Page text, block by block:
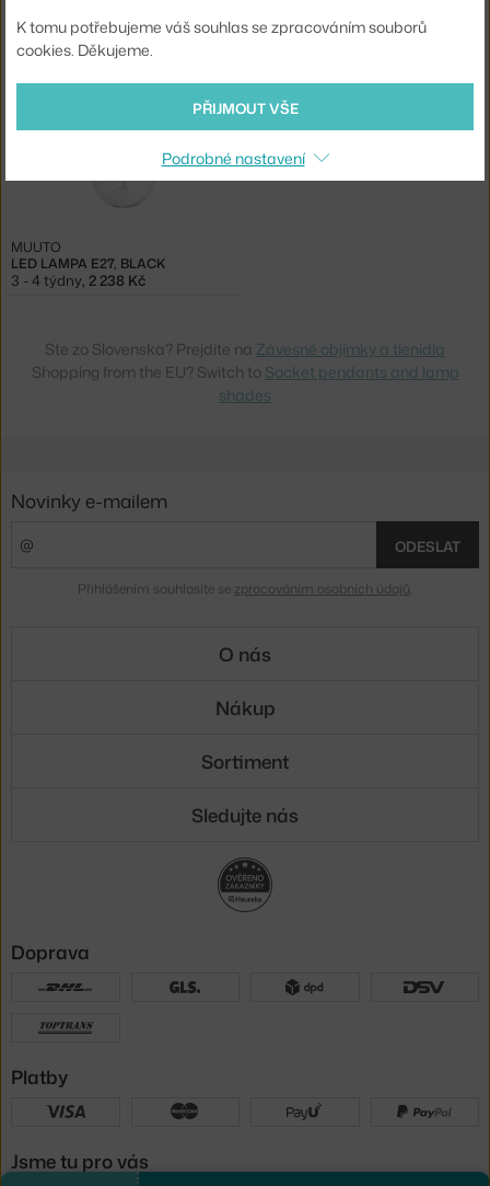
Skladem 1 ks,1 780 Kč 3 - 4 týdny,2 475 Kč
LED LAMPA E27, BLACK
MUUTO
3 - 4 týdny, 2 238 Kč
Ste zo Slovenska? Prejdite na Závesné objímky a tienidlá
Shopping from the EU? Switch to Socket pendants and lamp
shades
K tomu potřebujeme váš souhlas se zpracováním souborů
cookies. Děkujeme.
PŘIJMOUT VŠE
Podrobné nastavení
Novinky e-mailem
ODESLAT
Přihlášením souhlasíte se zpracováním osobních údajů
O nás
Nákup
Sortiment
Sledujte nás
Doprava
Platby
Jsme tu pro vás